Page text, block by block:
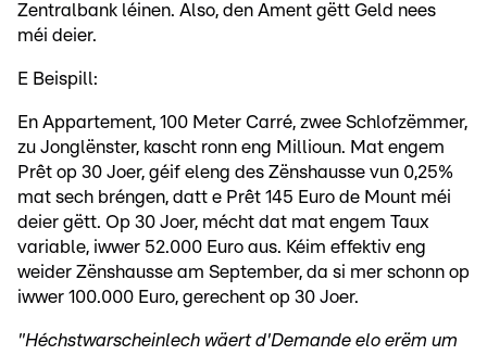
Zentralbank léinen. Also, den Ament gëtt Geld nees
méi deier.
E Beispill:
En Appartement, 100 Meter Carré, zwee Schlofzëmmer,
zu Jonglënster, kascht ronn eng Millioun. Mat engem
Prêt op 30 Joer, géif eleng des Zënshausse vun 0,25%
mat sech bréngen, datt e Prêt 145 Euro de Mount méi
deier gëtt. Op 30 Joer, mécht dat mat engem Taux
variable, iwwer 52.000 Euro aus. Kéim effektiv eng
weider Zënshausse am September, da si mer schonn op
iwwer 100.000 Euro, gerechent op 30 Joer.
"Héchstwarscheinlech wäert d'Demande elo erëm um